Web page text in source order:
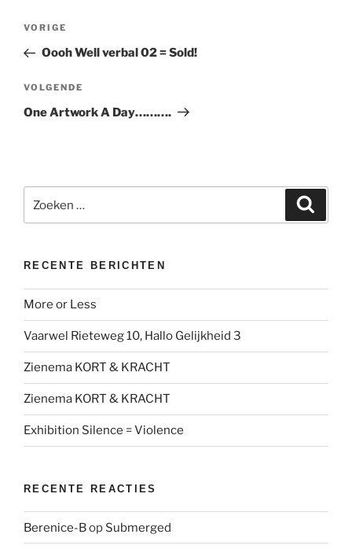
Vorig
bericht
VORIGE
Oooh Well verbal 02 = Sold!
Volgend
bericht
VOLGENDE
One Artwork A Day……….
naar:
RECENTE BERICHTEN
More or Less
Vaarwel Rieteweg 10, Hallo Gelijkheid 3
Zienema KORT & KRACHT
Zienema KORT & KRACHT
Exhibition Silence = Violence
RECENTE REACTIES
Berenice-Bop Submerged